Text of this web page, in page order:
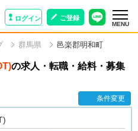
ログイン ご登録
MENU
群馬県 邑楽郡明和町
の求人・転職・給料・募集
条件変更